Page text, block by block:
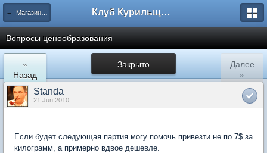
← Магазины в Москве Клуб Курильщиков Трубки
Вопросы ценообразования
Закрыто
«
Назад
Далее
»
Standa
21 Jun 2010
Если будет следующая партия могу помочь привезти не по 7$ за
килограмм, а примерно вдвое дешевле.